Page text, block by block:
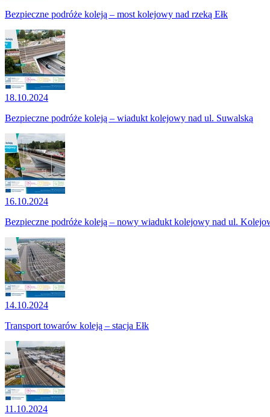
Bezpieczne podróże koleją – most kolejowy nad rzeką Ełk
18.10.2024
Bezpieczne podróże koleją – wiadukt kolejowy nad ul. Suwalską
16.10.2024
Bezpieczne podróże koleją – nowy wiadukt kolejowy nad ul.
14.10.2024
Transport towarów koleją – stacja Ełk
11.10.2024